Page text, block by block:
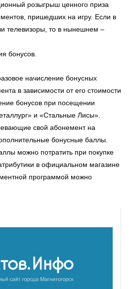
розыгрыш ценного приза
пришедших на игру. Если в
телевизоры, то в нынешнем –
бонусов.
начисление бонусных
в зависимости от его стоимости
бонусов при посещении
и «Стальные Лисы».
свой абонемент на
бонусные баллы.
можно потратить при покупке
в официальном магазине
программой можно